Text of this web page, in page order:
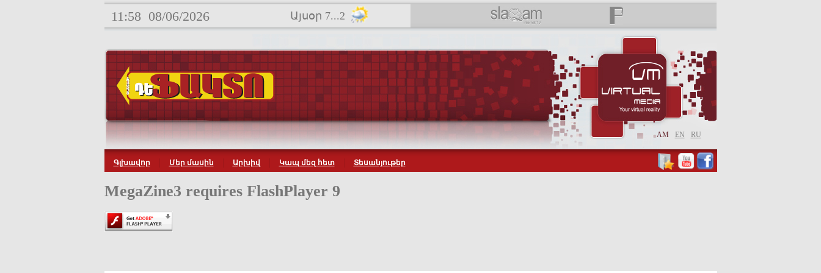
11:58 08/06/2026 Այսօր 7...2
AM EN RU
Գլխավոր Մեր մասին Արխիվ Կապ մեզ հետ Տեսանյութեր
MegaZine3 requires FlashPlayer 9